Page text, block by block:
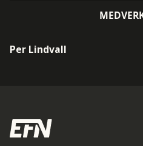
Per Lindvall